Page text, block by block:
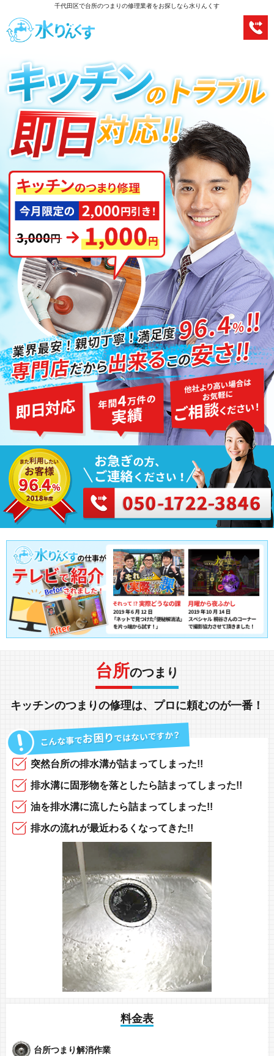
千代田区で台所のつまりの修理業者をお探しなら水りんくす
台所のつまり
キッチンのつまりの修理は、 プロに頼むのが一番！
突然台所の排水溝が詰まってしまった!!
排水溝に固形物を落としたら詰まってしまった!!
油を排水溝に流したら詰まってしまった!!
排水の流れが最近わるくなってきた!!
料金表
台所つまり解消作業